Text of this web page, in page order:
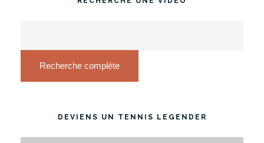
Recherche complète
DEVIENS UN TENNIS LEGENDER